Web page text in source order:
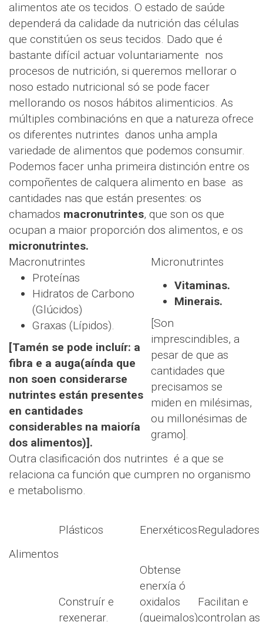
alimentos ate os tecidos. O estado de saúde
dependerá da calidade da nutrición das células
que constitúen os seus tecidos. Dado que é
bastante difícil actuar voluntariamente nos
procesos de nutrición, si queremos mellorar o
noso estado nutricional só se pode facer
mellorando os nosos hábitos alimenticios. As
múltiples combinacións en que a natureza ofrece
os diferentes nutrintes danos unha ampla
variedade de alimentos que podemos consumir.
Podemos facer unha primeira distinción entre os
compoñentes de calquera alimento en base as
cantidades nas que están presentes: os
chamados macronutrintes, que son os que
ocupan a maior proporción dos alimentos, e os
micronutrintes.
Macronutrintes
Micronutrintes
Proteínas
Hidratos de Carbono
(Glúcidos)
Graxas (Lípidos).
[Tamén se pode incluír: a
fibra e a auga(aínda que
non soen considerarse
nutrintes están presentes
en cantidades
considerables na maioría
dos alimentos)].
Vitaminas.
Minerais.
[Son
imprescindibles, a
pesar de que as
cantidades que
precisamos se
miden en milésimas,
ou millonésimas de
gramo].
Outra clasificación dos nutrintes é a que se
relaciona ca función que cumpren no organismo
e metabolismo.
Alimentos
Plásticos EnerxéticosReguladores
Construír e
rexenerar.
Obtense
enerxía ó
oxidalos
(queimalos)
Facilitan e
controlan as